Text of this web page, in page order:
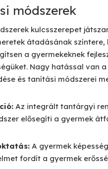
módszerek
kulcsszerepet
átadásának
a gyermekeknek
Nagy hatással van
és tanítási módszerei
Az integrált tantárgyi
elősegíti a gyermek
A gyermek
fordít a gyermek